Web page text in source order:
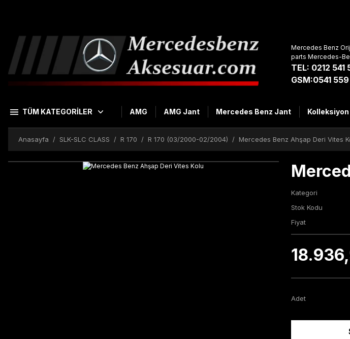
Mercedes Benz
TEL: 0212 541
GSM:0541
TÜM KATEGORİLER AMG AMG Jant Mercedes Benz Jant Kolleksiyon
Anasayfa SLK-SLC CLASS R 170 R 170 (03/2000-02/2004) Mercedes Benz Ahşap Deri Vites
Kategori
Stok Kodu
Fiyat
Adet